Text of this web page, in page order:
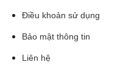
Điều khoản sử dụng
Bảo mật thông tin
Liên hệ